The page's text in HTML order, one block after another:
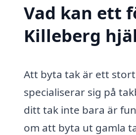
Vad kan ett
Killeberg
Att byta tak är ett
specialiserar sig på
ditt tak inte bara är
om att byta ut gamla